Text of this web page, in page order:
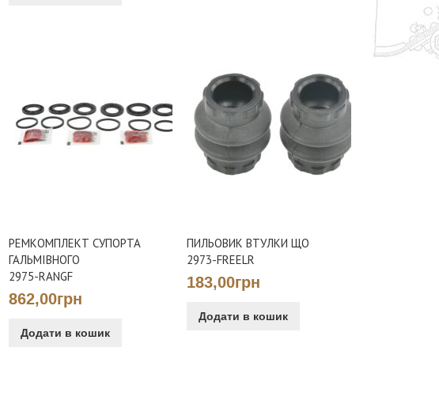
РЕМКОМПЛЕКТ СУПОРТА
ГАЛЬМІВНОГО
2975-RANGF
862,00грн
Додати в кошик
ПИЛЬОВИК ВТУЛКИ ЩО
2973-FREELR
183,00грн
Додати в кошик